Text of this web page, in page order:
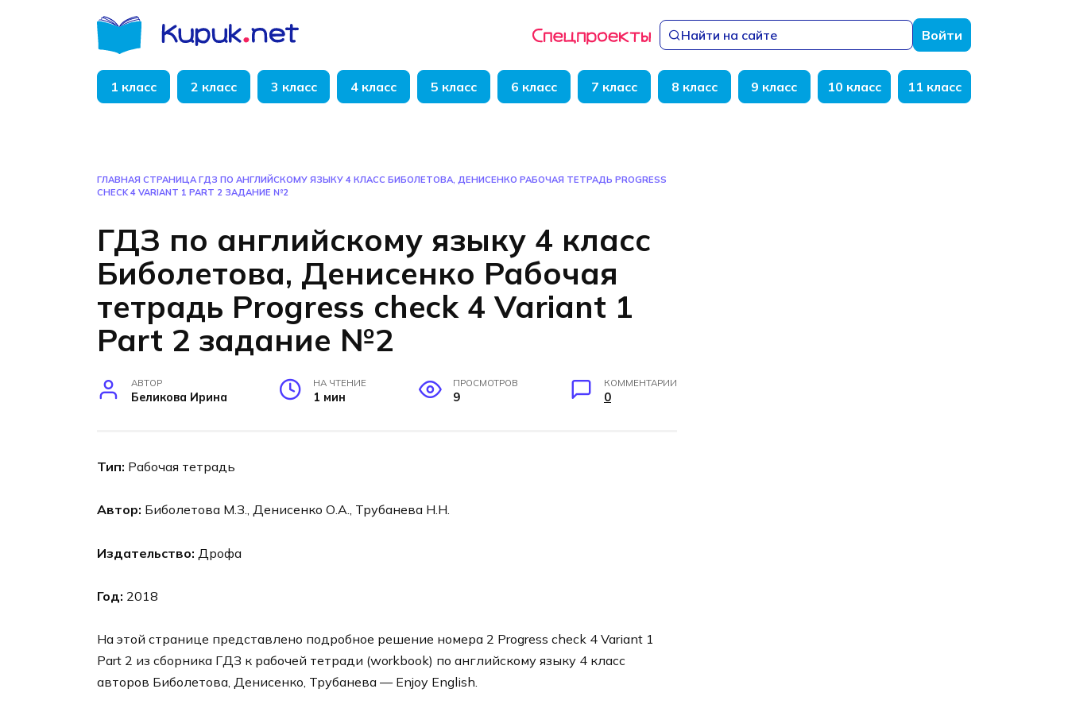
Найти на сайте Войти
1 класс 2 класс 3 класс 4 класс 5 класс 6 класс 7 класс 8 класс 9 класс 10 класс 11 класс
ГЛАВНАЯ СТРАНИЦА ГДЗ ПО АНГЛИЙСКОМУ ЯЗЫКУ 4 КЛАСС БИБОЛЕТОВА, ДЕНИСЕНКО РАБОЧАЯ ТЕТРАДЬ PROGRESS
CHECK 4 VARIANT 1 PART 2 ЗАДАНИЕ №2
ГДЗ по английскому языку 4 класс
Биболетова, Денисенко Рабочая
тетрадь Progress check 4 Variant 1
Part 2 задание №2
АВТОР
Беликова Ирина
НА ЧТЕНИЕ
1 мин
ПРОСМОТРОВ
9
КОММЕНТАРИИ
0
Тип: Рабочая тетрадь
Автор: Биболетова М.З., Денисенко О.А., Трубанева Н.Н.
Издательство: Дрофа
Год: 2018
На этой странице представлено подробное решение номера 2 Progress check 4 Variant 1
Part 2 из сборника ГДЗ к рабочей тетради (workbook) по английскому языку 4 класс
авторов Биболетова, Денисенко, Трубанева — Enjoy English.